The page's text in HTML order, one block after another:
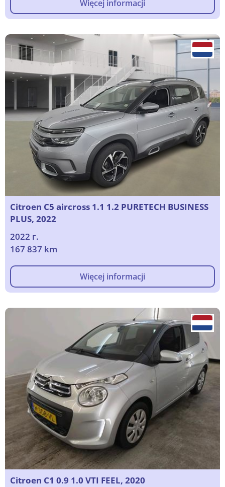
Więcej informacji
Citroen C5 aircross 1.1 1.2 PURETECH BUSINESS
PLUS, 2022
2022 г.
167 837 km
Więcej informacji
Citroen C1 0.9 1.0 VTI FEEL, 2020